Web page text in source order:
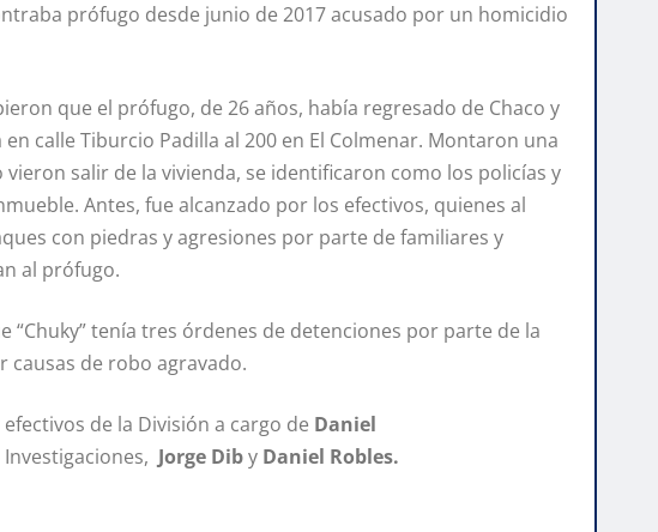
prófugo desde junio de 2017 acusado por un homicidio
que el prófugo, de 26 años, había regresado de Chaco y
calle Tiburcio Padilla al 200 en El Colmenar. Montaron una
salir de la vivienda, se identificaron como los policías y
Antes, fue alcanzado por los efectivos, quienes al
con piedras y agresiones por parte de familiares y
al prófugo.
“Chuky” tenía tres órdenes de detenciones por parte de la
causas de robo agravado.
de la División a cargo de Daniel
Jorge Diby Daniel Robles.